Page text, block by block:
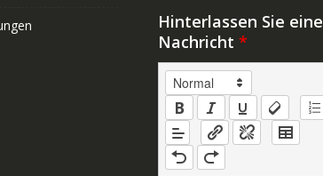
Hinterlassen Sie eine
Nachricht *